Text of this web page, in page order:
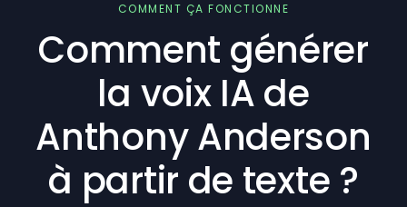
COMMENT ÇA FONCTIONNE
Comment générer
la voix IA de
Anthony Anderson
à partir de texte ?